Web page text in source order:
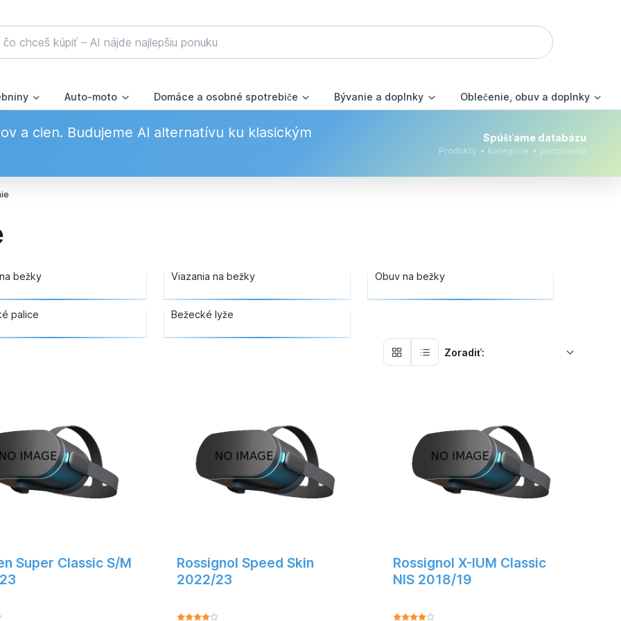
Auto-moto Domáce a osobné spotrebiče Bývanie a doplnky Oblečenie, obuv a doplnky
a cien. Budujeme AI alternatívu ku klasickým
Spúšťame databázu
Produkty • kategórie • porovnania
bežky Viazania na bežky Obuv na bežky
palice Bežecké lyže
Zoradiť:
Super Classic S/M
Rossignol Speed Skin
2022/23
Rossignol X-IUM Classic
NIS 2018/19